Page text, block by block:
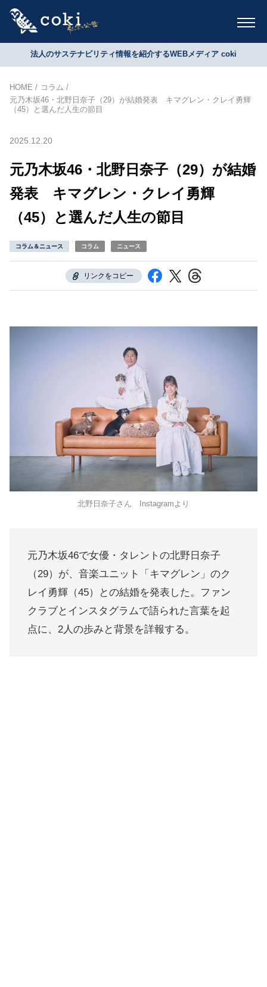
法人のサステナビリティ情報を紹介するWEBメディア coki
HOME
コラム
元乃木坂46・北野日奈子（29）が結婚発表 キマグレン・クレイ勇輝
（45）と選んだ人生の節目
2025.12.20
元乃木坂46・北野日奈子（29）が結婚
発表 キマグレン・クレイ勇輝
（45）と選んだ人生の節目
コラム＆ニュース コラム ニュース
リンクをコピー
北野日奈子さん Instagramより
元乃木坂46で女優・タレントの北野日奈子
（29）が、音楽ユニット「キマグレン」のク
レイ勇輝（45）との結婚を発表した。ファン
クラブとインスタグラムで語られた言葉を起
点に、2人の歩みと背景を詳報する。